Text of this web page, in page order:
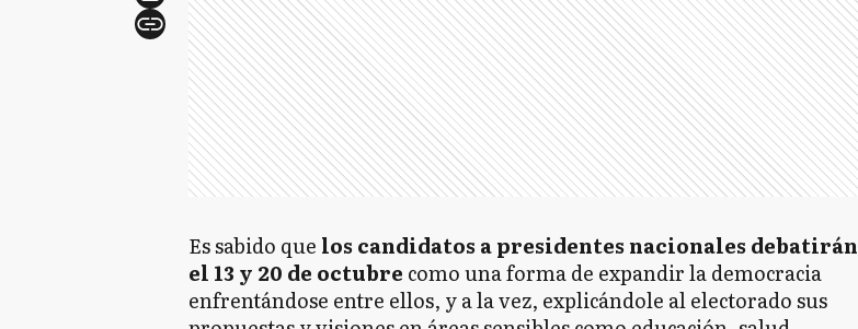
Es sabido que los candidatos a presidentes nacionales debatirán
el 13 y 20 de octubre como una forma de expandir la democracia
enfrentándose entre ellos, y a la vez, explicándole al electorado sus